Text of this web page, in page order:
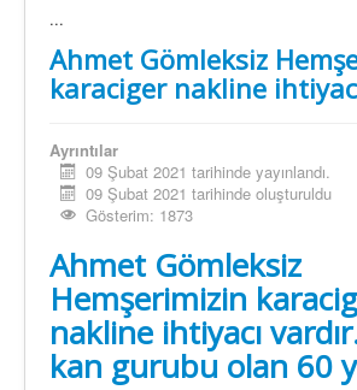
...
Ahmet Gömleksiz
karaciger nakline
Ayrıntılar
09 Şubat 2021 tarihinde yayınlandı.
09 Şubat 2021 tarihinde oluşturuldu
Gösterim: 1873
Ahmet Gömleksiz
Hemşerimizin
nakline ihtiyacı
kan gurubu olan 60